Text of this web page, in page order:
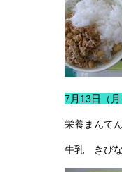
7月13日（月
栄養まんて
牛乳 きび